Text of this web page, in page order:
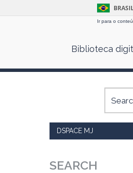
Ir para o
Biblioteca
DSPACE MJ
SEARCH